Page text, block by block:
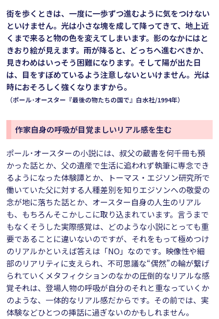
街を歩くときは、一度に一歩ずつ進むように気をつけない
といけません。光は小さな塊を成して降ってきて、地上近
くまで来ると物の色を変えてしまいます。影のなかにはと
きおり絵が見えます。雨が降ると、どっちへ進むべきか、
見きわめはいっそう困難になります。そして陽が出た日
は、目をすぼめているよう注意しないといけません。光は
時におそろしく強くなりますから。
（ポール･オースター『最後の物たちの国で』白水社/1994年）
作家自身の呼吸が目覚ましいリアル感を生む
ポール･オースターの小説には、叔父の蔵書を何千冊も預
かった話とか、父の遺産で生活に追われず執筆に専念でき
るようになった体験譚とか、トーマス・エジソン研究所で
働いていた父に対する人種差別を知りエジソンへの敬愛の
念が地に落ちた話とか、オースター自身の人生のリアル
も、もちろんそこかしこに取り込まれています。言うまで
もなくそうした実際感覚は、どのような小説にとっても重
要であることに違いないのですが、それをもって極めつけ
のリアルかといえば答えは「NO」なのです。映像性や細
部のリアリティに支えられ、不可思議な“偶然”の輪が繋げ
られていくメタフィクションのなかの圧倒的なリアルな感
覚――それは、登場人物の呼吸が自分のそれと重なっていくか
のような、一体的なリアル感だからです。その前では、実
体験などひとつの挿話に過ぎないのかもしれません。